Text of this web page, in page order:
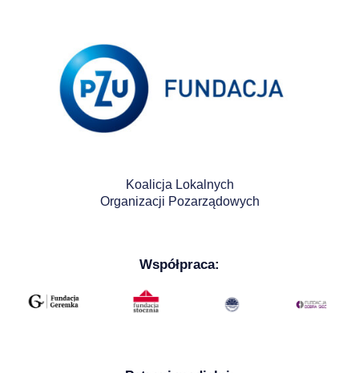
Koalicja Lokalnych
Organizacji Pozarządowych
Współpraca: